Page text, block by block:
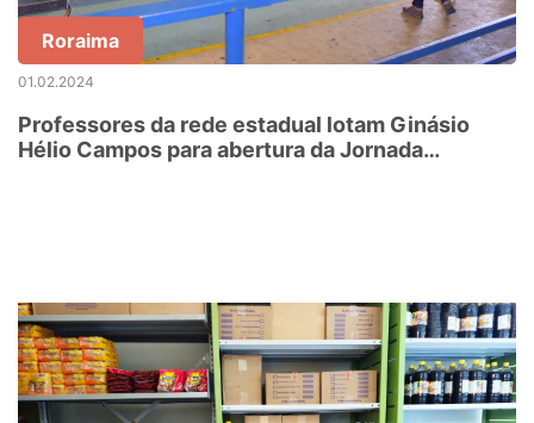
Roraima
01.02.2024
Professores da rede estadual lotam Ginásio
Hélio Campos para abertura da Jornada